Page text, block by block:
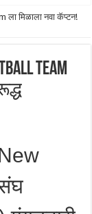
ला मिळाला नवा कॅप्टन!
Team